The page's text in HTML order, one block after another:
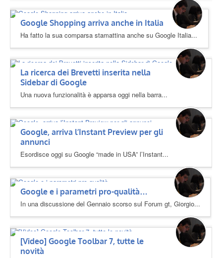
Google Shopping arriva anche in Italia
Ha fatto la sua comparsa stamattina anche su Google Italia...
La ricerca dei Brevetti inserita nella
Sidebar di Google
Una nuova funzionalità è apparsa oggi nella barra...
Google, arriva l’Instant Preview per gli
annunci
Esordisce oggi su Google “made in USA” l’Instant...
Google e i parametri pro-qualità…
In una discussione del Gennaio scorso sul Forum gt, Giorgio...
[Video] Google Toolbar 7, tutte le
novità